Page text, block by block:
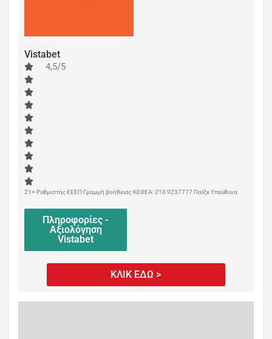
Vistabet
4,5/5
21+ Ρυθμιστής ΕΕΕΠ Γραμμή βοήθειας ΚΕΘΕΑ: 210 9237777 Παίξε Υπεύθυνα
Πληροφορίες -
Αξιολόγηση
Vistabet
ΚΛΙΚ ΕΔΩ >